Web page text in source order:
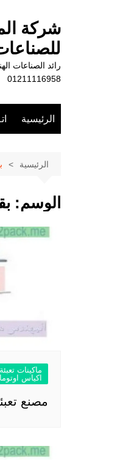
شركة
01211116958
الرئيسية
الرئيسية
الوسم:
ماكينات
اكياس
مصنع